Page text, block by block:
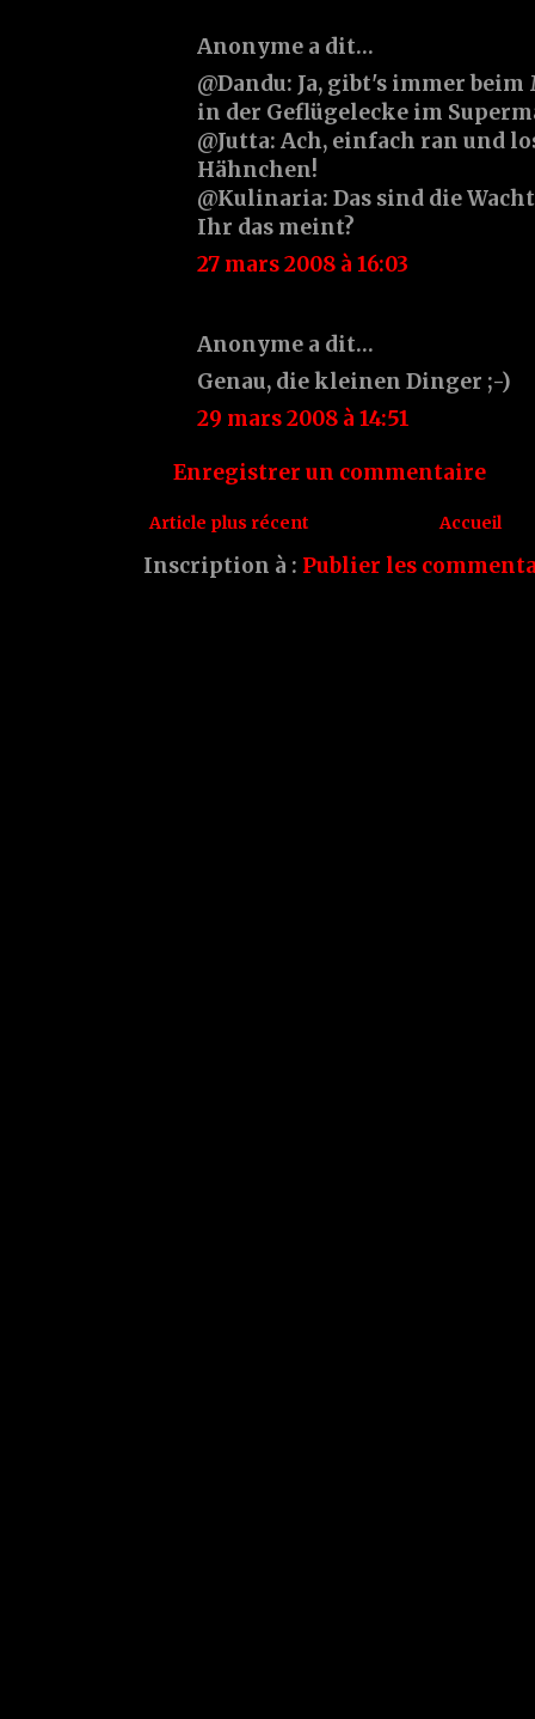
Anonyme a dit…
@Dandu: Ja, gibt's immer
in der Geflügelecke im
@Jutta: Ach, einfach ran und
Hähnchen!
@Kulinaria: Das sind die
Ihr das meint?
27 mars 2008 à 16:03
Anonyme a dit…
Genau, die kleinen Dinger ;-)
29 mars 2008 à 14:51
Enregistrer un commentaire
Article plus récent Accueil
Inscription à : Publier les